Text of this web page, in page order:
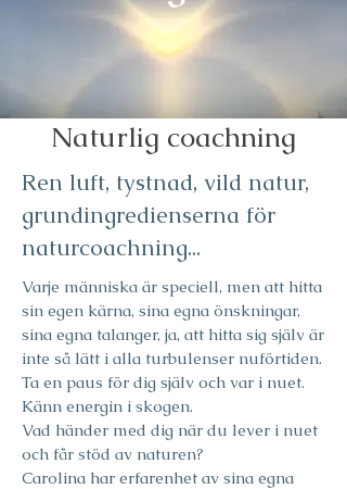
Naturlig coachning
Ren luft, tystnad, vild natur,
grundingredienserna för
naturcoachning...
Varje människa är speciell, men att hitta
sin egen kärna, sina egna önskningar,
sina egna talanger, ja, att hitta sig själv är
inte så lätt i alla turbulenser nuförtiden.
Ta en paus för dig själv och var i nuet.
Känn energin i skogen.
Vad händer med dig när du lever i nuet
och får stöd av naturen?
Carolina har erfarenhet av sina egna